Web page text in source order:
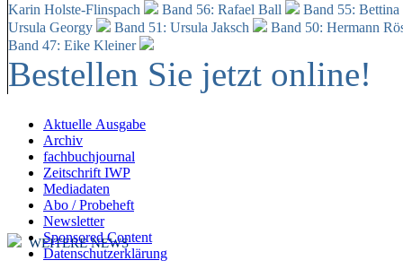
Karin Holste-Flinspach
Band 56: Rafael Ball
Band 55:
Ursula Georgy
Band 51: Ursula Jaksch Band 50: Hermann
Band 47: Eike Kleiner
Bestellen Sie jetzt online!
Aktuelle Ausgabe
Archiv
fachbuchjournal
Zeitschrift IWP
Mediadaten
Abo / Probeheft
Newsletter
Sponsored Content
Datenschutzerklärung
WEITERE NEWS